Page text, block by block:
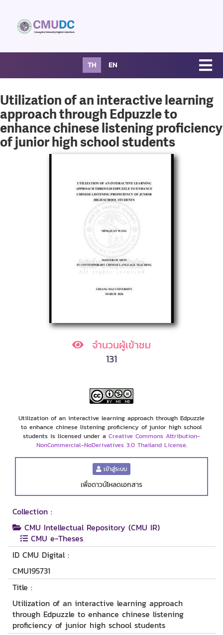
TH EN
Utilization of an interactive learning
approach through Edpuzzle to
enhance chinese listening proficiency
of junior high school students
จำนวนผู้เข้าชม
131
Utilization of an interactive learning approach through Edpuzzle
to enhance chinese listening proficiency of junior high school
students is licensed under a Creative Commons Attribution-
NonCommercial-NoDerivatives 3.0 Thailand License.
เข้าสู่ระบบ
เพื่อดาวน์โหลดเอกสาร
Collection :
CMU Intellectual Repository (CMU IR)
CMU e-Theses
ID CMU Digital :
CMU195731
Title :
Utilization of an interactive learning approach
through Edpuzzle to enhance chinese listening
proficiency of junior high school students